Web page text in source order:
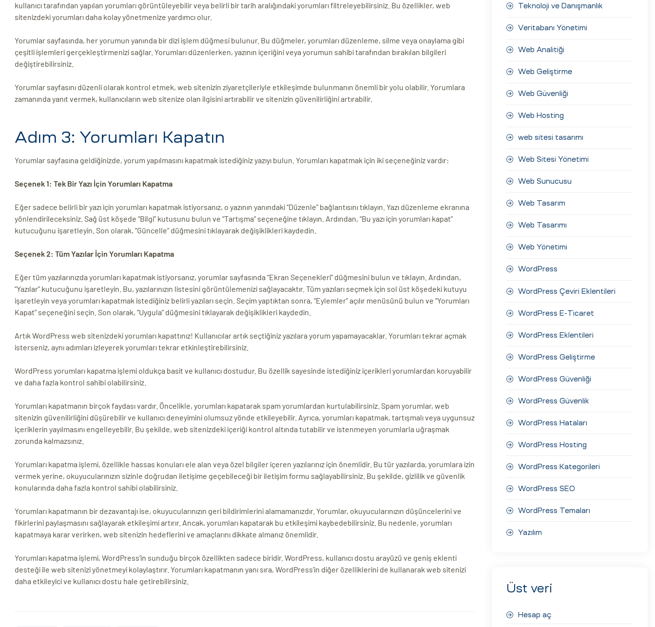
kullanıcı tarafından yapılan yorumları görüntüleyebilir veya belirli bir tarih aralığındaki yorumları filtreleyebilirsiniz. Bu özellikler, web
sitenizdeki yorumları daha kolay yönetmenize yardımcı olur.
Yorumlar sayfasında, her yorumun yanında bir dizi işlem düğmesi bulunur. Bu düğmeler, yorumları düzenleme, silme veya onaylama gibi
çeşitli işlemleri gerçekleştirmenizi sağlar. Yorumları düzenlerken, yazının içeriğini veya yorumun sahibi tarafından bırakılan bilgileri
değiştirebilirsiniz.
Yorumlar sayfasını düzenli olarak kontrol etmek, web sitenizin ziyaretçileriyle etkileşimde bulunmanın önemli bir yolu olabilir. Yorumlara
zamanında yanıt vermek, kullanıcıların web sitenize olan ilgisini artırabilir ve sitenizin güvenilirliğini artırabilir.
Adım 3: Yorumları Kapatın
Yorumlar sayfasına geldiğinizde, yorum yapılmasını kapatmak istediğiniz yazıyı bulun. Yorumları kapatmak için iki seçeneğiniz vardır:
Seçenek 1: Tek Bir Yazı İçin Yorumları Kapatma
Eğer sadece belirli bir yazı için yorumları kapatmak istiyorsanız, o yazının yanındaki “Düzenle” bağlantısını tıklayın. Yazı düzenleme ekranına
yönlendirileceksiniz. Sağ üst köşede “Bilgi” kutusunu bulun ve “Tartışma” seçeneğine tıklayın. Ardından, “Bu yazı için yorumları kapat”
kutucuğunu işaretleyin. Son olarak, “Güncelle” düğmesini tıklayarak değişiklikleri kaydedin.
Seçenek 2: Tüm Yazılar İçin Yorumları Kapatma
Eğer tüm yazılarınızda yorumları kapatmak istiyorsanız, yorumlar sayfasında “Ekran Seçenekleri” düğmesini bulun ve tıklayın. Ardından,
“Yazılar” kutucuğunu işaretleyin. Bu, yazılarınızın listesini görüntülemenizi sağlayacaktır. Tüm yazıları seçmek için sol üst köşedeki kutuyu
işaretleyin veya yorumları kapatmak istediğiniz belirli yazıları seçin. Seçim yaptıktan sonra, “Eylemler” açılır menüsünü bulun ve “Yorumları
Kapat” seçeneğini seçin. Son olarak, “Uygula” düğmesini tıklayarak değişiklikleri kaydedin.
Artık WordPress web sitenizdeki yorumları kapattınız! Kullanıcılar artık seçtiğiniz yazılara yorum yapamayacaklar. Yorumları tekrar açmak
isterseniz, aynı adımları izleyerek yorumları tekrar etkinleştirebilirsiniz.
WordPress yorumları kapatma işlemi oldukça basit ve kullanıcı dostudur. Bu özellik sayesinde istediğiniz içerikleri yorumlardan koruyabilir
ve daha fazla kontrol sahibi olabilirsiniz.
Yorumları kapatmanın birçok faydası vardır. Öncelikle, yorumları kapatarak spam yorumlardan kurtulabilirsiniz. Spam yorumlar, web
sitenizin güvenilirliğini düşürebilir ve kullanıcı deneyimini olumsuz yönde etkileyebilir. Ayrıca, yorumları kapatmak, tartışmalı veya uygunsuz
içeriklerin yayılmasını engelleyebilir. Bu şekilde, web sitenizdeki içeriği kontrol altında tutabilir ve istenmeyen yorumlarla uğraşmak
zorunda kalmazsınız.
Yorumları kapatma işlemi, özellikle hassas konuları ele alan veya özel bilgiler içeren yazılarınız için önemlidir. Bu tür yazılarda, yorumlara izin
vermek yerine, okuyucularınızın sizinle doğrudan iletişime geçebileceği bir iletişim formu sağlayabilirsiniz. Bu şekilde, gizlilik ve güvenlik
konularında daha fazla kontrol sahibi olabilirsiniz.
Yorumları kapatmanın bir dezavantajı ise, okuyucularınızın geri bildirimlerini alamamanızdır. Yorumlar, okuyucularınızın düşüncelerini ve
fikirlerini paylaşmasını sağlayarak etkileşimi artırır. Ancak, yorumları kapatarak bu etkileşimi kaybedebilirsiniz. Bu nedenle, yorumları
kapatmaya karar verirken, web sitenizin hedeflerini ve amaçlarını dikkate almanız önemlidir.
Yorumları kapatma işlemi, WordPress’in sunduğu birçok özellikten sadece biridir. WordPress, kullanıcı dostu arayüzü ve geniş eklenti
desteği ile web sitenizi yönetmeyi kolaylaştırır. Yorumları kapatmanın yanı sıra, WordPress’in diğer özelliklerini de kullanarak web sitenizi
daha etkileyici ve kullanıcı dostu hale getirebilirsiniz.
Teknoloji ve Danışmanlık
Veritabanı Yönetimi
Web Analitiği
Web Geliştirme
Web Güvenliği
Web Hosting
web sitesi tasarımı
Web Sitesi Yönetimi
Web Sunucusu
Web Tasarım
Web Tasarımı
Web Yönetimi
WordPress
WordPress Çeviri Eklentileri
WordPress E-Ticaret
WordPress Eklentileri
WordPress Geliştirme
WordPress Güvenliği
WordPress Güvenlik
WordPress Hataları
WordPress Hosting
WordPress Kategorileri
WordPress SEO
WordPress Temaları
Yazılım
Üst veri
Hesap aç